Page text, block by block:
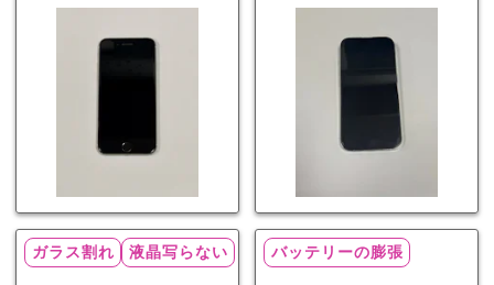
スマ豊川店】電池の
減りが早い症状も当
店】バッテリー交換
で復旧するケースも
あります！
ガラス割れ 液晶写らない バッテリーの膨張